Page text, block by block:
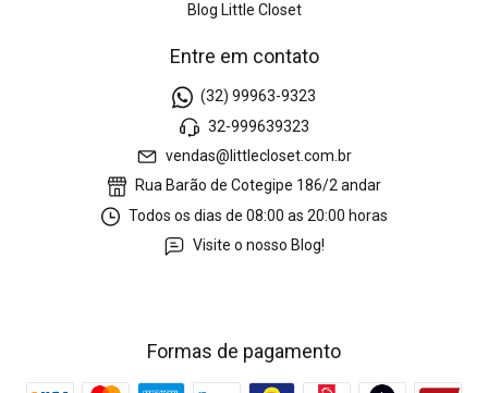
Blog Little Closet
Entre em contato
(32) 99963-9323
32-999639323
vendas@littlecloset.com.br
Rua Barão de Cotegipe 186/2 andar
Todos os dias de 08:00 as 20:00 horas
Visite o nosso Blog!
Formas de pagamento